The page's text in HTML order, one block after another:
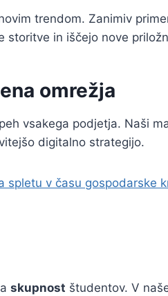
trendom. Zanimiv
storitve in iščejo nove
omrežja
vsakega podjetja. Naši
digitalno strategijo.
spletu v času gospodarske
skupnost študentov. V